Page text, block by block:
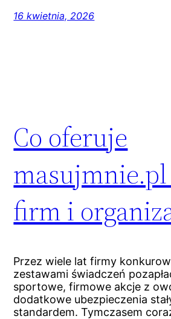
16 kwietnia, 2026
Co oferuje
firm i
Przez wiele lat firmy
zestawami świadczeń
sportowe, firmowe akcje z
dodatkowe ubezpieczenia
standardem. Tymczasem